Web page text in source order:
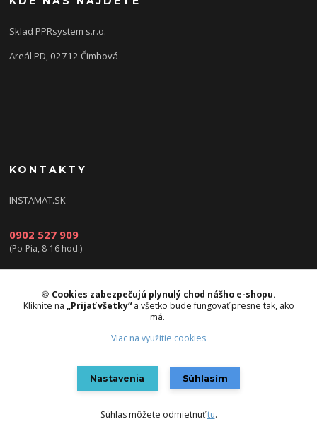
Sklad PPRsystem s.r.o.
Areál PD, 02712 Čimhová
KONTAKTY
INSTAMAT.SK
0902 527 909
(Po-Pia, 8-16 hod.)
info@instamat.sk
🍪 Cookies zabezpečujú plynulý chod nášho e-shopu.
Kliknite na „Prijať všetky“a všetko bude fungovať presne tak, ako
má.
Viac na využitie cookies
Nastavenia Súhlasím
Súhlas môžete odmietnuťtu.